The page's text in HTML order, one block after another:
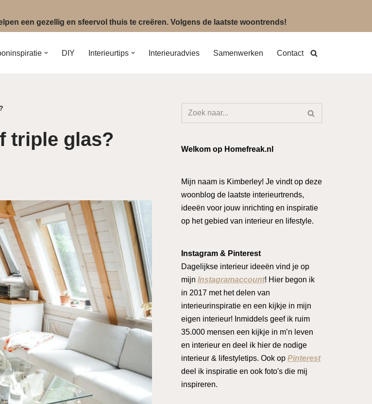
een gezellig en sfeervol thuis te creëren. Volgens de laatste woontrends!
DIY Interieurtips Interieuradvies Samenwerken Contact
triple glas?
Welkom op Homefreak.nl
Mijn naam is Kimberley! Je vindt op deze
woonblog de laatste interieurtrends,
ideeën voor jouw inrichting en inspiratie
op het gebied van interieur en lifestyle.
Instagram & Pinterest
Dagelijkse interieur ideeën vind je op
mijn Instagramaccount! Hier begon ik
in 2017 met het delen van
interieurinspiratie en een kijkje in mijn
eigen interieur! Inmiddels geef ik ruim
35.000 mensen een kijkje in m’n leven
en interieur en deel ik hier de nodige
interieur & lifestyletips. Ook op Pinterest
deel ik inspiratie en ook foto's die mij
inspireren.